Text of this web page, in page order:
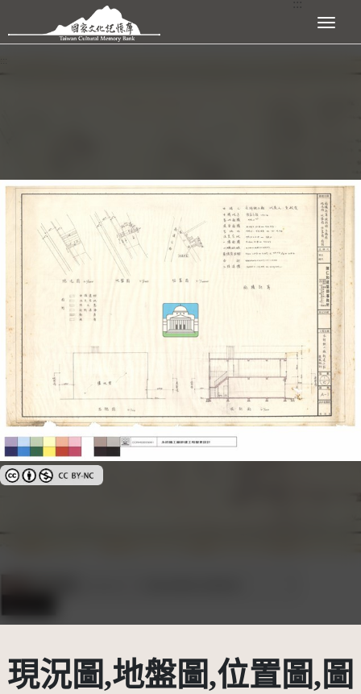
跳到主要內容區塊 展開選單
創用CC姓名標示-非商業性 3.0 台灣及其後版本(CC BY-NC 3.0 TW +)
現況圖,地盤圖,位置圖,圖